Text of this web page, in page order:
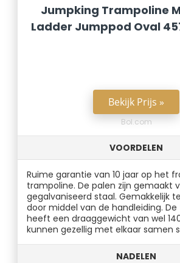
Jumpking Trampoline
Ladder Jumppod Oval
Bekijk Prijs »
Bol.com
VOORDELEN
Ruime garantie van 10 jaar op het
trampoline. De palen zijn gemaakt
gegalvaniseerd staal. Gemakkelijk
door middel van de handleiding.
heeft een draaggewicht van wel
kunnen gezellig met elkaar samen
NADELEN